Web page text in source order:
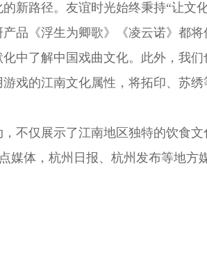
新路径。友谊时光始终秉持“让文
品《浮生为卿歌》《凌云诺》都
中了解中国戏曲文化。此外，我
戏的江南文化属性，将拓印、苏
不仅展示了江南地区独特的饮食
媒体，杭州日报、杭州发布等地方